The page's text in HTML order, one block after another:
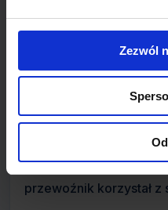
Zezwól
przez IATA w ramach
bezpieczeństwo.
W kwietniu 1946,
pierwotne Aigle Azur,
całkowicie
powojennej Francji. W
przewoźnik korzystał z